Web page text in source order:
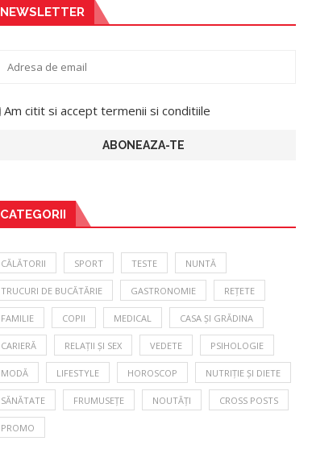
NEWSLETTER
Am citit si accept termenii si conditiile
CATEGORII
CĂLĂTORII SPORT TESTE NUNTĂ
TRUCURI DE BUCĂTĂRIE GASTRONOMIE REȚETE
FAMILIE COPII MEDICAL CASA ȘI GRĂDINA
CARIERĂ RELAȚII ȘI SEX VEDETE PSIHOLOGIE
MODĂ LIFESTYLE HOROSCOP NUTRIȚIE ȘI DIETE
SĂNĂTATE FRUMUSEȚE NOUTĂȚI CROSS POSTS
PROMO